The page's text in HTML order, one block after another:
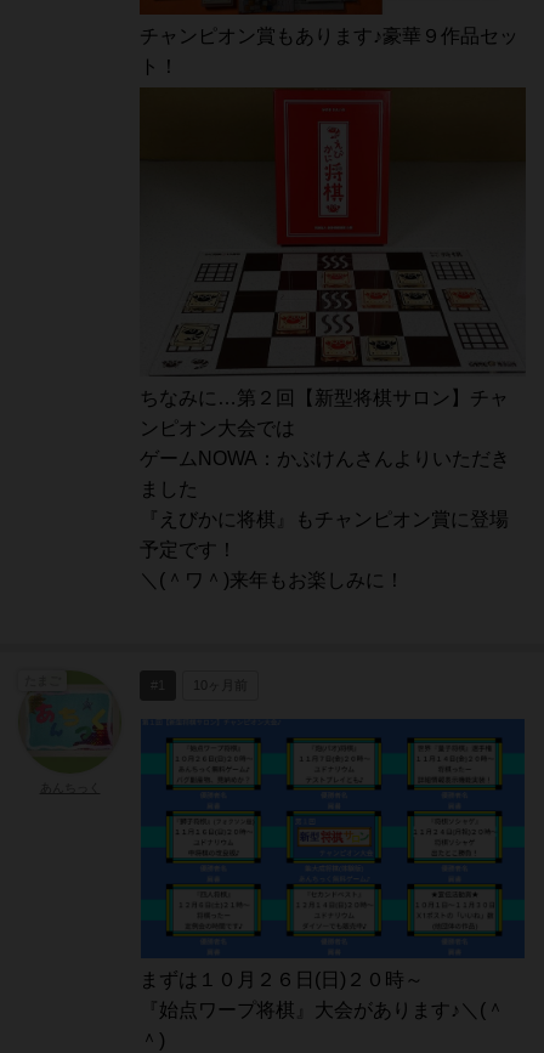
チャンピオン賞もあります♪豪華９作品セッ
ト！
ちなみに…第２回【新型将棋サロン】チャ
ンピオン大会では
ゲームNOWA：かぶけんさんよりいただき
ました
『えびかに将棋』もチャンピオン賞に登場
予定です！
＼(＾ワ＾)来年もお楽しみに！
まずは１０月２６日(日)２０時～
『始点ワープ将棋』大会があります♪＼(＾
＾)